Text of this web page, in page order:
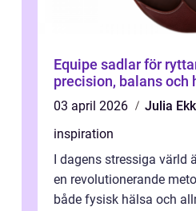
Equipe sadlar för ryttare som vill ha
precision, balans och
03 april 2026
Julia Ekk
inspiration
I dagens stressiga värld
en revolutionerande
både fysisk hälsa och